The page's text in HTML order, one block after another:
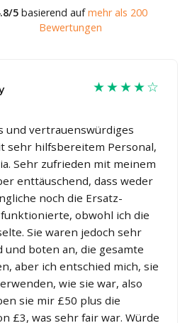
5basierend aufmehr als 200
Bewertungen
★★★★☆
und vertrauenswürdiges
sehr hilfsbereitem Personal,
Sehr zufrieden mit meinem
enttäuschend, dass weder
noch die Ersatz-
obwohl ich die
Sie waren jedoch sehr
und boten an, die gesamte
aber ich entschied mich, sie
wie sie war, also
sie mir £50 plus die
£3, was sehr fair war. Würde